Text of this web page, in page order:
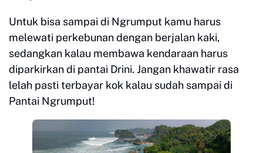
Untuk bisa sampai di Ngrumput kamu harus
melewati perkebunan dengan berjalan kaki,
sedangkan kalau membawa kendaraan harus
diparkirkan di pantai Drini. Jangan khawatir rasa
lelah pasti terbayar kok kalau sudah sampai di
Pantai Ngrumput!